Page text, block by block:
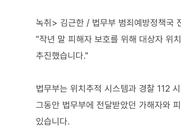
녹취> 김근한 / 법무부 범죄예방정책국
"작년 말 피해자 보호를 위해 대상자 위
추진했습니다."
법무부는 위치추적 시스템과 경찰 112
그동안 법무부에 전달받았던 가해자와
있습니다.